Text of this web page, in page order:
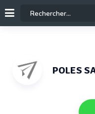
POLES